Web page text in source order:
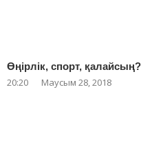
Өңірлік, спорт, қалайсың?
20:20 Маусым 28, 2018